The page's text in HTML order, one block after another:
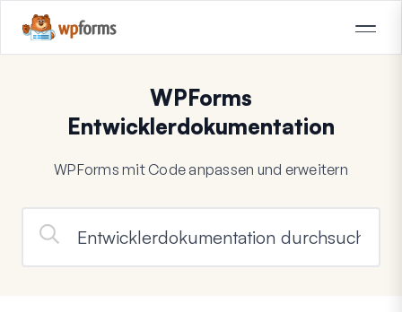
WPForms
Entwicklerdokumentation
WPForms mit Code anpassen und erweitern